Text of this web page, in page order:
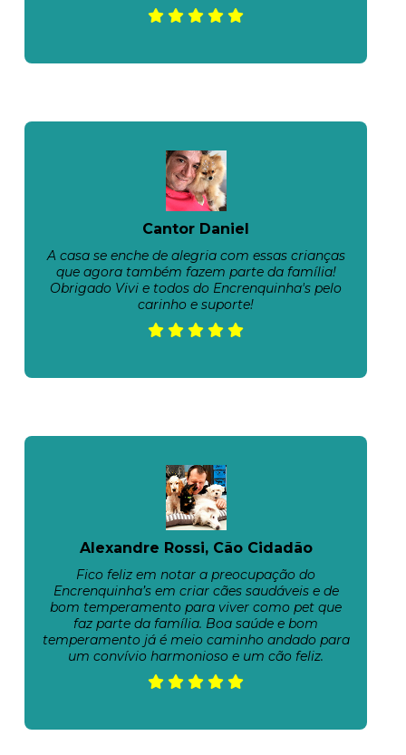
Cantor Daniel
A casa se enche de alegria com essas crianças
que agora também fazem parte da família!
Obrigado Vivi e todos do Encrenquinha's pelo
carinho e suporte!
Alexandre Rossi, Cão Cidadão
Fico feliz em notar a preocupação do
Encrenquinha’s em criar cães saudáveis e de
bom temperamento para viver como pet que
faz parte da família. Boa saúde e bom
temperamento já é meio caminho andado para
um convívio harmonioso e um cão feliz.